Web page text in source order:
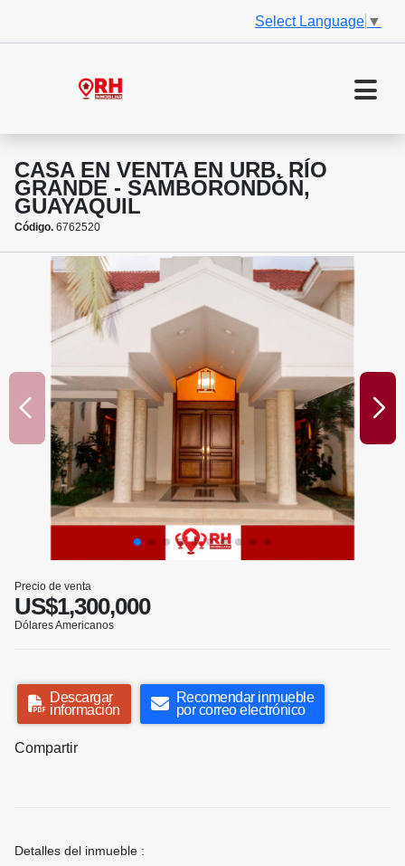
Select Language ▼
CASA EN VENTA EN URB. RÍO
GRANDE - SAMBORONDÓN,
GUAYAQUIL
Código. 6762520
Precio de venta
US$1,300,000
Dólares Americanos
Descargar
información
Recomendar inmueble
por correo electrónico
Compartir
Detalles del inmueble :